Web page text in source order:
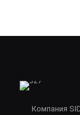
Компания